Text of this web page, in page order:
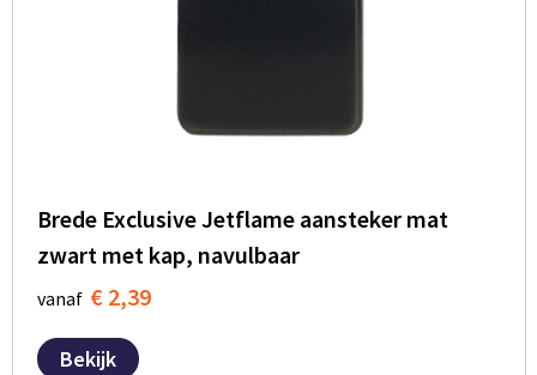
Brede Exclusive Jetflame aansteker mat
zwart met kap, navulbaar
vanaf € 2,39
Bekijk